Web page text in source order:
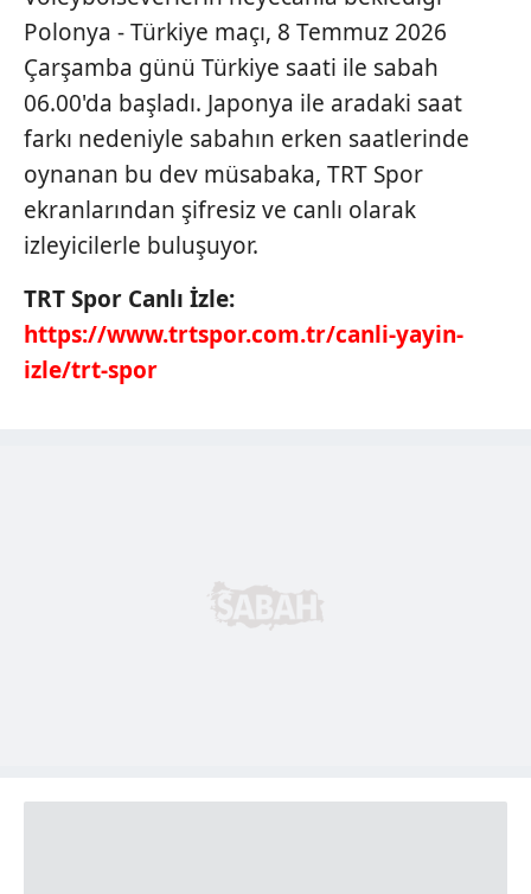
ilgili mevzuata uygun olarak kullanılan çerezlerle ilgili bilgi
almak için lütfentıklayınız.
Polonya - Türkiye maçı, 8 Temmuz 2026
Çarşamba günü Türkiye saati ile sabah
06.00'da başladı. Japonya ile aradaki saat
farkı nedeniyle sabahın erken saatlerinde
oynanan bu dev müsabaka, TRT Spor
ekranlarından şifresiz ve canlı olarak
izleyicilerle buluşuyor.
TRT Spor Canlı İzle:
https://www.trtspor.com.tr/canli-yayin-
izle/trt-spor